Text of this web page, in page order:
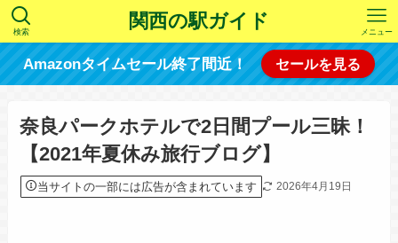
関西の駅ガイド
検索 メニュー
Amazonタイムセール終了間近！ セールを見る
奈良パークホテルで2日間プール三昧！
【2021年夏休み旅行ブログ】
当サイトの一部には広告が含まれています 2026年4月19日